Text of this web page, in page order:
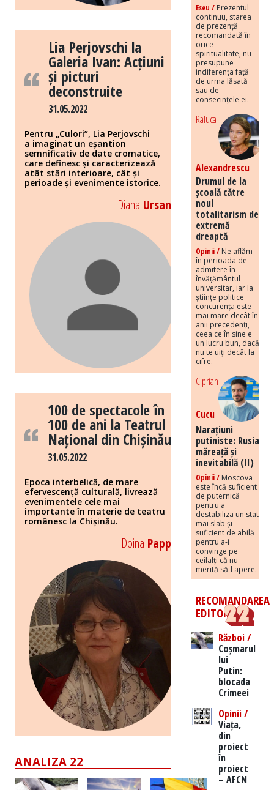
Lia Perjovschi la
Galeria Ivan: Acțiuni
și picturi
deconstruite
31.05.2022
Pentru „Culori”, Lia Perjovschi
a imaginat un eșantion
semnificativ de date cromatice,
care definesc și caracterizează
atât stări interioare, cât și
perioade și evenimente istorice.
Diana Ursan
100 de spectacole în
100 de ani la Teatrul
Național din Chișinău
31.05.2022
Epoca interbelică, de mare
efervescență culturală, livrează
evenimentele cele mai
importante în materie de teatru
românesc la Chișinău.
Doina Papp
ANALIZA 22
Eseu / Prezentul
continuu, starea
de prezență
recomandată în
orice
spiritualitate, nu
presupune
indiferența față
de urma lăsată
sau de
consecințele ei.
Raluca
Alexandrescu
Drumul de la
școală către
noul
totalitarism de
extremă
dreaptă
Opinii / Ne aflăm
în perioada de
admitere în
învățământul
universitar, iar la
științe politice
concurența este
mai mare decât în
anii precedenți,
ceea ce în sine e
un lucru bun, dacă
nu te uiți decât la
cifre.
Ciprian
Cucu
Narațiuni
putiniste: Rusia
măreață și
inevitabilă (II)
Opinii / Moscova
este încă suficient
de puternică
pentru a
destabiliza un stat
mai slab și
suficient de abilă
pentru a-i
convinge pe
ceilalți că nu
merită să-l apere.
RECOMANDAREA
EDITORILOR
Război /
Coșmarul
lui
Putin:
blocada
Crimeei
Opinii /
Viața,
din
proiect
în
proiect
– AFCN